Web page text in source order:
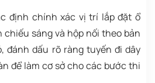
định chính xác vị trí lắp đặt ổ
chiếu sáng và hộp nối theo bản
đánh dấu rõ ràng tuyến đi dây
để làm cơ sở cho các bước thi